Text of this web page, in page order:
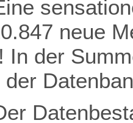
neue
In der